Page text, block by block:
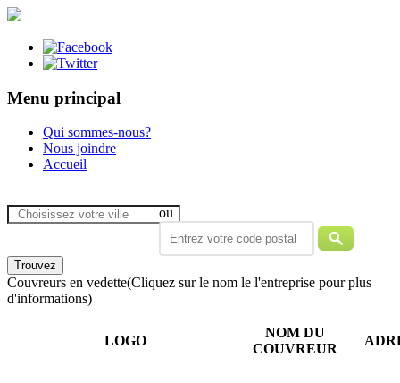
Menu principal
Qui sommes-nous?
Nous joindre
Accueil
ou
Couvreurs en vedette(Cliquez sur le nom le l'entreprise pour plus
d'informations)
LOGO
NOM DU
COUVREUR